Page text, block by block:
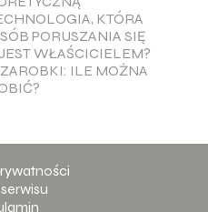
KTÓRA
PORUSZANIA SIĘ
WŁAŚCICIELEM?
ILE MOŻNA